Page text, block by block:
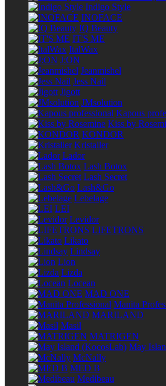
Indigo Style
INOFACE
IQ Beauty
IT'S ME
ItalWax
J:ON
Jeanmishel
Jess Nail
Jigott
JMsolution
Kapous
Kiss by
KONDOR
Kristaller
Lador
Lash Botox
Lash Secret
Lash&Go
Lebelage
LEI
Levidor
LIFETRONS
Likato
Lindsay
Lion
Lizda
Locean
MAD ONE
Manita
MARILAND
Masil
MATRIGEN
May
McNally
MED B
Medibeau